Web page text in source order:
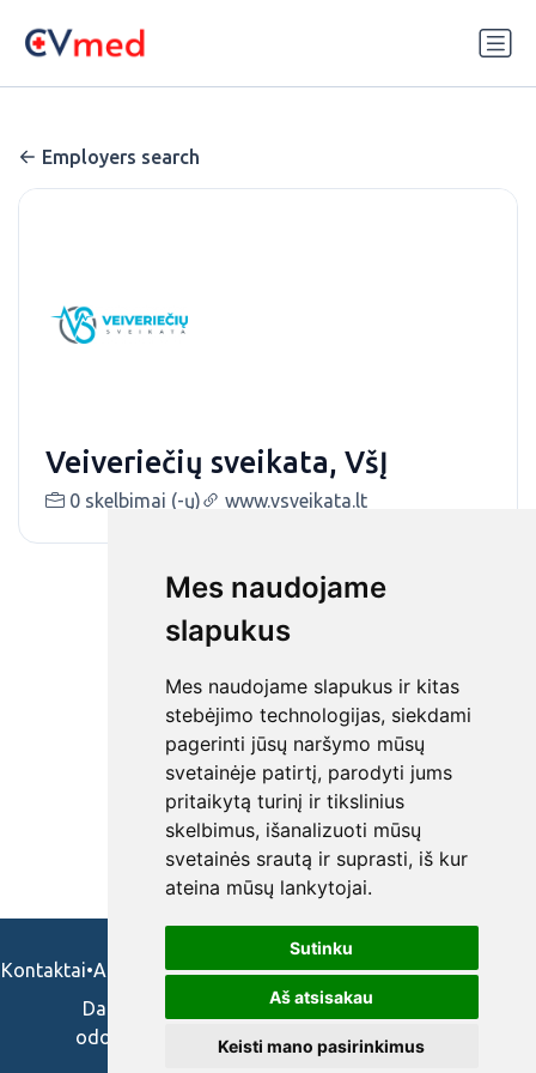
Mes naudojame
slapukus
Mes naudojame slapukus ir kitas
stebėjimo technologijas, siekdami
pagerinti jūsų naršymo mūsų
svetainėje patirtį, parodyti jums
pritaikytą turinį ir tikslinius
skelbimus, išanalizuoti mūsų
svetainės srautą ir suprasti, iš kur
ateina mūsų lankytojai.
Sutinku
Aš atsisakau
Keisti mano pasirinkimus
Employers search
Veiveriečių sveikata, VšĮ
0 skelbimai (-ų) www.vsveikata.lt
Kontaktai•Apie mus•Naudojimosi taisykės•Privatumo politika
Darbo skelbimai ir pasiūlymai: gydytojams,
odontologams, slaugytojams, veterinarams,